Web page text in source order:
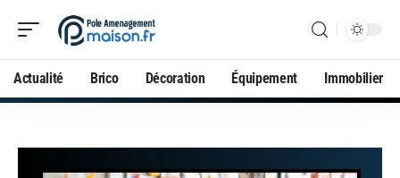
Actualité Brico Décoration Équipement Immobilier